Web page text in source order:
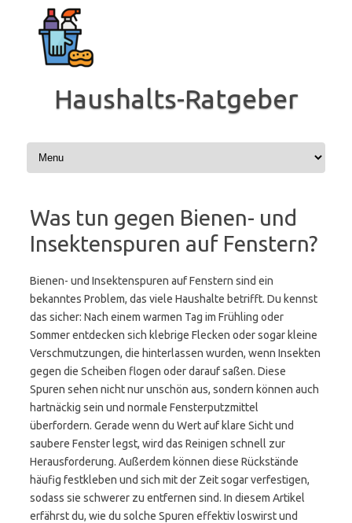
Inhalt
springen
Haushalts-Ratgeber
Was tun gegen Bienen- und
Insektenspuren auf Fenstern?
Bienen- und Insektenspuren auf Fenstern sind ein
bekanntes Problem, das viele Haushalte betrifft. Du kennst
das sicher: Nach einem warmen Tag im Frühling oder
Sommer entdecken sich klebrige Flecken oder sogar kleine
Verschmutzungen, die hinterlassen wurden, wenn Insekten
gegen die Scheiben flogen oder darauf saßen. Diese
Spuren sehen nicht nur unschön aus, sondern können auch
hartnäckig sein und normale Fensterputzmittel
überfordern. Gerade wenn du Wert auf klare Sicht und
saubere Fenster legst, wird das Reinigen schnell zur
Herausforderung. Außerdem können diese Rückstände
häufig festkleben und sich mit der Zeit sogar verfestigen,
sodass sie schwerer zu entfernen sind. In diesem Artikel
erfährst du, wie du solche Spuren effektiv loswirst und